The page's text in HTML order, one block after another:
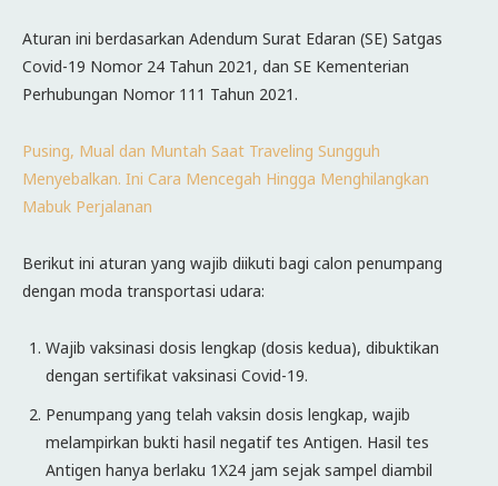
Aturan ini berdasarkan Adendum Surat Edaran (SE) Satgas
Covid-19 Nomor 24 Tahun 2021, dan SE Kementerian
Perhubungan Nomor 111 Tahun 2021.
Pusing, Mual dan Muntah Saat Traveling Sungguh
Menyebalkan. Ini Cara Mencegah Hingga Menghilangkan
Mabuk Perjalanan
Berikut ini aturan yang wajib diikuti bagi calon penumpang
dengan moda transportasi udara:
Wajib vaksinasi dosis lengkap (dosis kedua), dibuktikan
dengan sertifikat vaksinasi Covid-19.
Penumpang yang telah vaksin dosis lengkap, wajib
melampirkan bukti hasil negatif tes Antigen. Hasil tes
Antigen hanya berlaku 1X24 jam sejak sampel diambil